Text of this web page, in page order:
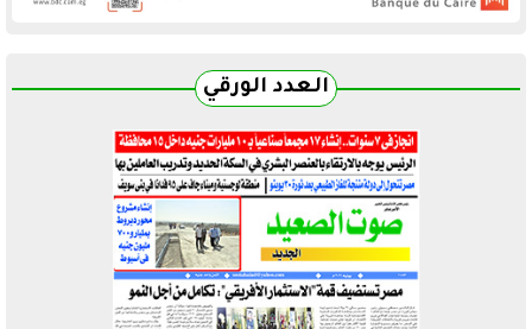
العدد الورقي